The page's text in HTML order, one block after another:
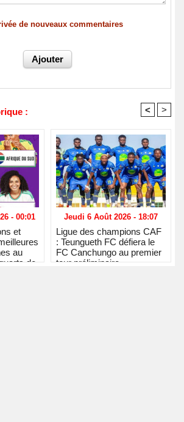
de nouveaux commentaires
: < >
- 00:01
et
au
de
Jeudi 6 Août 2026 - 18:07
Ligue des champions CAF
: Teungueth FC défiera le
FC Canchungo au premier
tour préliminaire